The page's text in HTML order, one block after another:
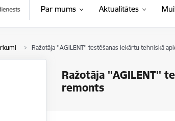
Par mums Aktualitātes
Ražotāja ''AGILENT'' testēšanas iekārtu tehniskā
Ražotāja ''AGILENT''
remonts